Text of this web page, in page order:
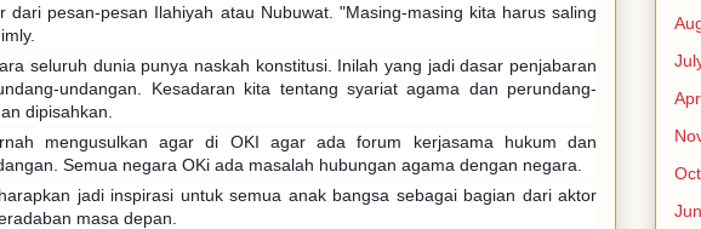
dari pesan-pesan Ilahiyah atau Nubuwat. "Masing-masing kita harus saling
seluruh dunia punya naskah konstitusi. Inilah yang jadi dasar penjabaran
undangan. Kesadaran kita tentang syariat agama dan perundang-
dipisahkan.
mengusulkan agar di OKI agar ada forum kerjasama hukum dan
Semua negara OKi ada masalah hubungan agama dengan negara.
jadi inspirasi untuk semua anak bangsa sebagai bagian dari aktor
masa depan.